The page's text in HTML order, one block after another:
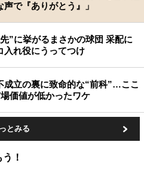
で『ありがとう』」
”に挙がるまさかの球団 采配に
入れ役にうってつけ
成立の裏に致命的な“前科”…ここ
価値が低かったワケ
とみる
！